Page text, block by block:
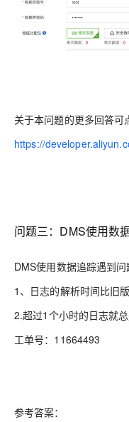
关于本问题的更多回答可
https://
问题三：DMS使用数
DMS使用数据追踪遇到问
1、日志的解析时间比旧
2.超过1个小时的日志就总
工单号：11664493
参考答案：